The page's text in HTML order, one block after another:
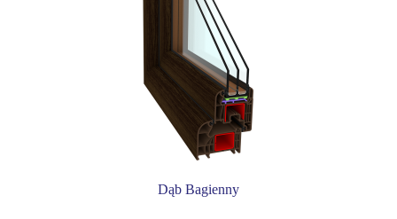
Dąb Bagienny